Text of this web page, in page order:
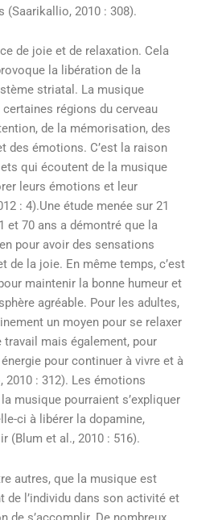
(Saarikallio, 2010 : 308).
de joie et de relaxation. Cela
la libération de la
striatal. La musique
régions du cerveau
de la mémorisation, des
des émotions. C’est la raison
qui écoutent de la musique
leurs émotions et leur
: 4).Une étude menée sur 21
et 70 ans a démontré que la
pour avoir des sensations
de la joie. En même temps, c’est
maintenir la bonne humeur et
agréable. Pour les adultes,
un moyen pour se relaxer
travail mais également, pour
pour continuer à vivre et à
2010 : 312). Les émotions
musique pourraient s’expliquer
ci à libérer la dopamine,
(Blum et al., 2010 : 516).
autres, que la musique est
de l’individu dans son activité et